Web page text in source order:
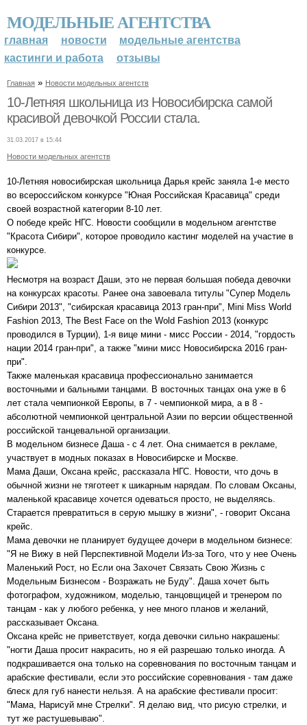
МОДЕЛЬНЫЕ АГЕНТСТВА
главная новости
модельные агентства
кастинги и работа
отзывы
Главная » Новости модельных агентств
10-Летняя школьница из Новосибирска самой
красивой девочкой России стала.
31.03.2017 в 15:44
Новости модельных агентств
10-Летняя новосибирская школьница Дарья крейс заняла 1-е место
во всероссийском конкурсе "Юная Российская Красавица" среди
своей возрастной категории 8-10 лет.
О победе крейс НГС. Новости сообщили в модельном агентстве
"Красота Сибири", которое проводило кастинг моделей на участие в
конкурсе.
Несмотря на возраст Даши, это не первая большая победа девочки
на конкурсах красоты. Ранее она завоевала титулы "Супер Модель
Сибири 2013", "сибирская красавица 2013 гран-при", Mini Miss World
Fashion 2013, The Best Face on the Wold Fashion 2013 (конкурс
проводился в Турции), 1-я вице мини - мисс России - 2014, "гордость
нации 2014 гран-при", а также "мини мисс Новосибирска 2016 гран-
при".
Также маленькая красавица профессионально занимается
восточными и бальными танцами. В восточных танцах она уже в 6
лет стала чемпионкой Европы, в 7 - чемпионкой мира, а в 8 -
абсолютной чемпионкой центральной Азии по версии общественной
российской танцевальной организации.
В модельном бизнесе Даша - с 4 лет. Она снимается в рекламе,
участвует в модных показах в Новосибирске и Москве.
Мама Даши, Оксана крейс, рассказала НГС. Новости, что дочь в
обычной жизни не тяготеет к шикарным нарядам. По словам Оксаны,
маленькой красавице хочется одеваться просто, не выделяясь.
Старается превратиться в серую мышку в жизни", - говорит Оксана
крейс.
Мама девочки не планирует будущее дочери в модельном бизнесе:
"Я не Вижу в ней Перспективной Модели Из-за Того, что у нее Очень
Маленький Рост, но Если она Захочет Связать Свою Жизнь с
Модельным Бизнесом - Возражать не Буду". Даша хочет быть
фотографом, художником, моделью, танцовщицей и тренером по
танцам - как у любого ребенка, у нее много планов и желаний,
рассказывает Оксана.
Оксана крейс не приветствует, когда девочки сильно накрашены:
"ногти Даша просит накрасить, но я ей разрешаю только иногда. А
подкрашивается она только на соревнования по восточным танцам и
арабские фестивали, если это российские соревнования - там даже
блеск для губ нанести нельзя. А на арабские фестивали просит:
"Мама, Нарисуй мне Стрелки". Я делаю вид, что рисую стрелки, и
тут же растушевываю".